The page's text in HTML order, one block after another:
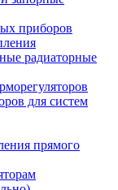
приборов
радиаторные
для систем
прямого